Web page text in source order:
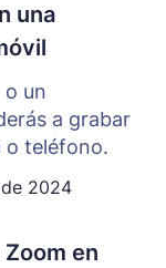
una
o un
a grabar
o teléfono.
2024
en